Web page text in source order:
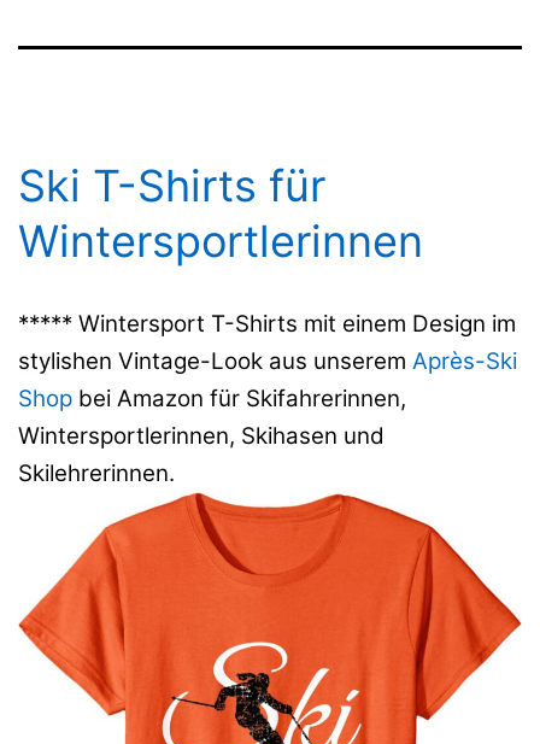
Ski T-Shirts für
Wintersportlerinnen
***** Wintersport T-Shirts mit einem Design im
stylishen Vintage-Look aus unserem Après-Ski
Shop bei Amazon für Skifahrerinnen,
Wintersportlerinnen, Skihasen und
Skilehrerinnen.